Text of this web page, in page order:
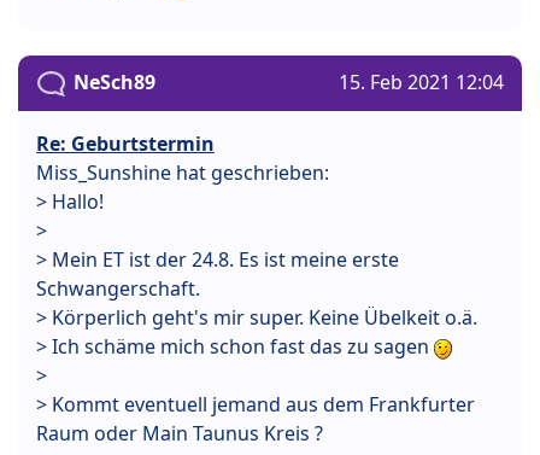
NeSch89 15. Feb 2021 12:04
Re: Geburtstermin
Miss_Sunshine hat geschrieben:
> Hallo!
>
> Mein ET ist der 24.8. Es ist meine erste
Schwangerschaft.
> Körperlich geht's mir super. Keine Übelkeit o.ä.
> Ich schäme mich schon fast das zu sagen
>
> Kommt eventuell jemand aus dem Frankfurter
Raum oder Main Taunus Kreis ?